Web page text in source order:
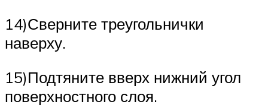
14)Сверните треугольнички
наверху.
15)Подтяните вверх нижний угол
поверхностного слоя.